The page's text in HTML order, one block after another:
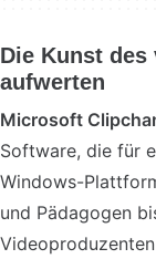
Die Kunst
aufwerten
Microsoft
Software, die für
Windows-
und Pädagogen